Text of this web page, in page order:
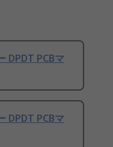
DPDT PCBマ
DPDT PCBマ